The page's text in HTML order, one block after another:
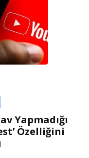
Yapmadığı
Özelliğini